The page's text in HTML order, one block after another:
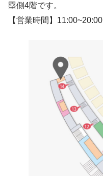
塁側4階です。
【営業時間】11:00~20:00